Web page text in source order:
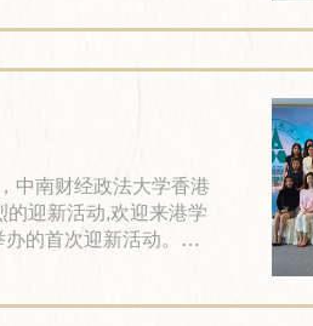
军才得以完成学业。
南财经政法大学香港
迎新活动,欢迎来港学
的首次迎新活动。